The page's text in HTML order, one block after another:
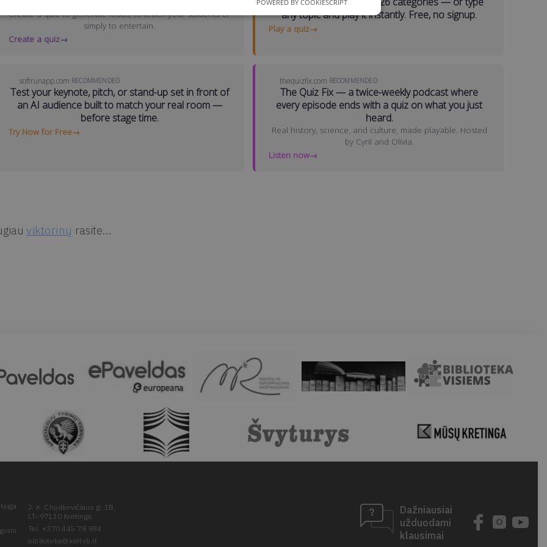
viktorinų rasite…
J. K. Chodkevičiaus g. 1B,
LT–97130 Kretinga
Tel. +370 445 78 984
biblioteka@kretvb.lt
Dažniausiai
užduodami
klausimai
POWERED BY COOKIESCRIPT